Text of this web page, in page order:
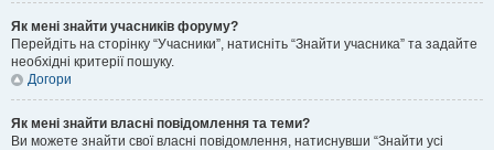
Як мені знайти учасників форуму?
Перейдіть на сторінку “Учасники”, натисніть “Знайти учасника” та задайте
необхідні критерії пошуку.
Догори
Як мені знайти власні повідомлення та теми?
Ви можете знайти свої власні повідомлення, натиснувши “Знайти усі